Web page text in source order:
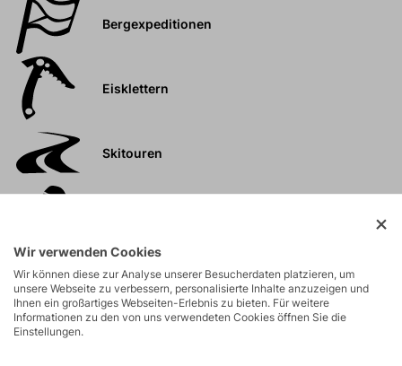
Bergexpeditionen
Eisklettern
Skitouren
Felsklettern und
Klettersteige
Wir verwenden Cookies
Wir können diese zur Analyse unserer Besucherdaten platzieren, um
unsere Webseite zu verbessern, personalisierte Inhalte anzuzeigen und
Ihnen ein großartiges Webseiten-Erlebnis zu bieten. Für weitere
Informationen zu den von uns verwendeten Cookies öffnen Sie die
Einstellungen.